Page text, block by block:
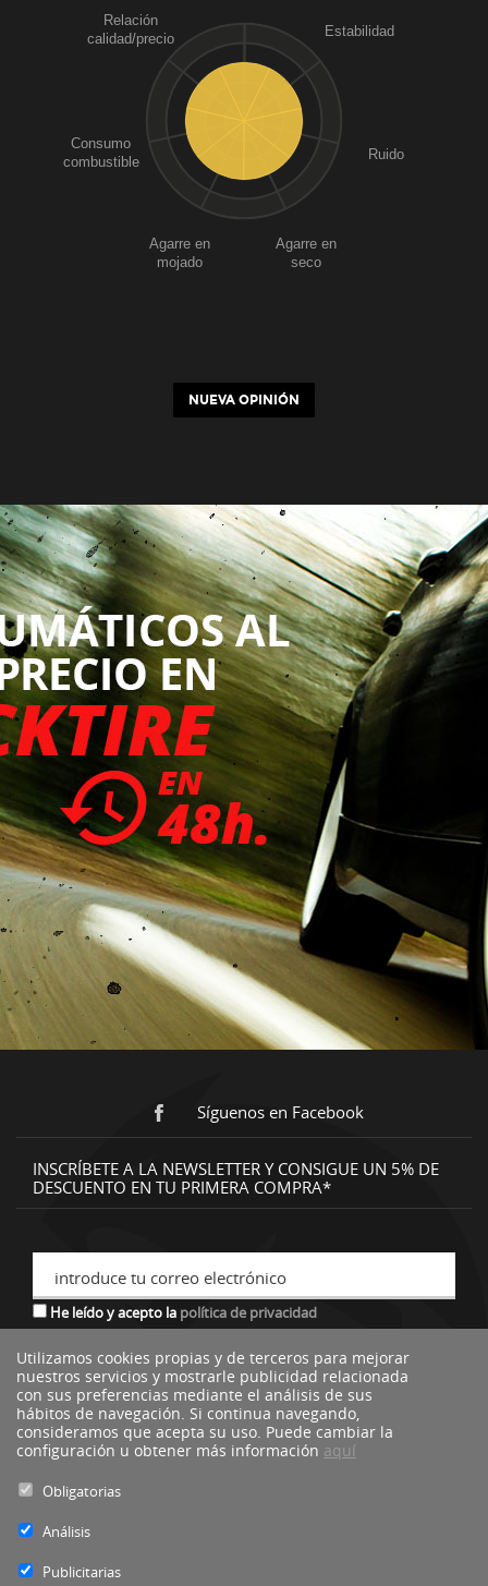
Estabilidad
Ruido
Agarre en
seco
Agarre en
mojado
Consumo
combustible
Relación
calidad/precio
NUEVA OPINIÓN
Síguenos en Facebook
INSCRÍBETE A LA NEWSLETTER Y CONSIGUE UN 5% DE
DESCUENTO EN TU PRIMERA COMPRA*
introduce tu correo electrónico
He leído y acepto la política de privacidad
*descuento no acumulable a otras ofertas o promociones.
Utilizamos cookies propias y de terceros para mejorar
nuestros servicios y mostrarle publicidad relacionada
con sus preferencias mediante el análisis de sus
hábitos de navegación. Si continua navegando,
consideramos que acepta su uso. Puede cambiar la
configuración u obtener más información aquí
Obligatorias
Análisis
Publicitarias